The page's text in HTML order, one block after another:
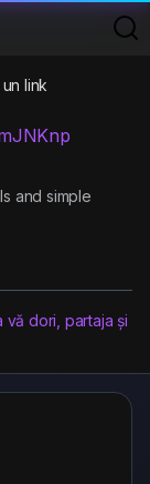
link
and simple
vă dori, partaja și